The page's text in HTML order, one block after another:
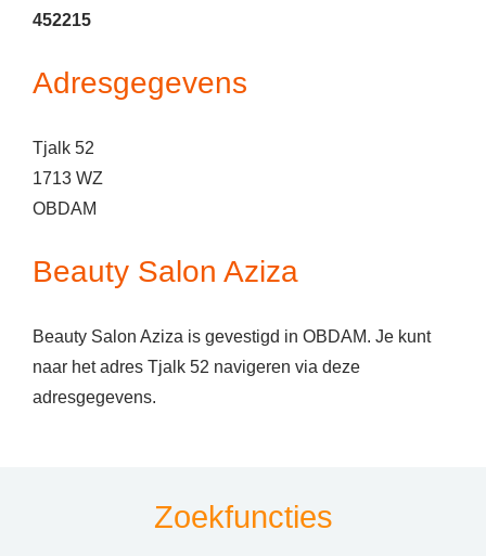
452215
Adresgegevens
Tjalk 52
1713 WZ
OBDAM
Beauty Salon Aziza
Beauty Salon Aziza is gevestigd in OBDAM. Je kunt
naar het adres Tjalk 52 navigeren via deze
adresgegevens.
Zoekfuncties